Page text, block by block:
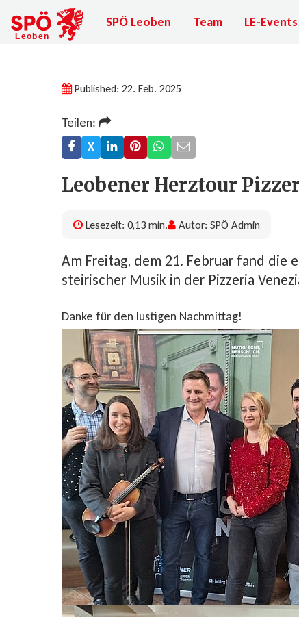
SPÖ Leoben Team LE-Events
Published: 22. Feb. 2025
Teilen:
X
Leobener Herztour
Lesezeit: 0,13 min. Autor: SPÖ Admin
Am Freitag, dem 21. Februar fand die
steirischer Musik in der Pizzeria
Danke für den lustigen Nachmittag!